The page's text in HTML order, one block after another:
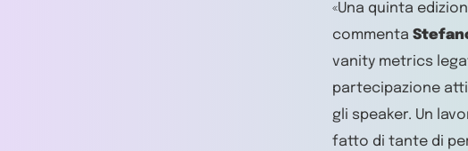
«Una quinta
commenta
vanity metrics
partecipazione
gli speaker. Un
fatto di tante di